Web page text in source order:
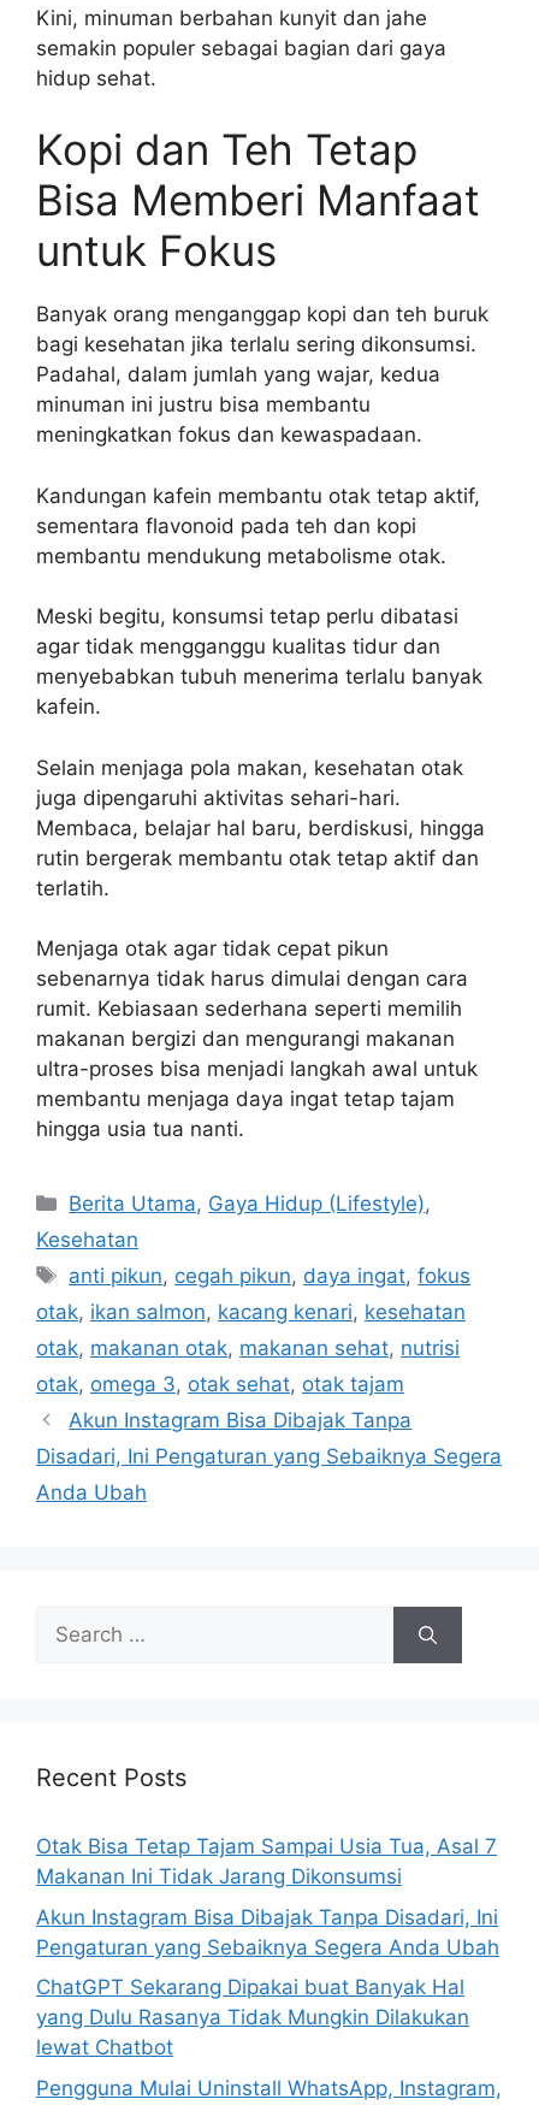
Kini, minuman berbahan kunyit dan jahe
semakin populer sebagai bagian dari gaya
hidup sehat.
Kopi dan Teh Tetap
Bisa Memberi Manfaat
untuk Fokus
Banyak orang menganggap kopi dan teh buruk
bagi kesehatan jika terlalu sering dikonsumsi.
Padahal, dalam jumlah yang wajar, kedua
minuman ini justru bisa membantu
meningkatkan fokus dan kewaspadaan.
Kandungan kafein membantu otak tetap aktif,
sementara flavonoid pada teh dan kopi
membantu mendukung metabolisme otak.
Meski begitu, konsumsi tetap perlu dibatasi
agar tidak mengganggu kualitas tidur dan
menyebabkan tubuh menerima terlalu banyak
kafein.
Selain menjaga pola makan, kesehatan otak
juga dipengaruhi aktivitas sehari-hari.
Membaca, belajar hal baru, berdiskusi, hingga
rutin bergerak membantu otak tetap aktif dan
terlatih.
Menjaga otak agar tidak cepat pikun
sebenarnya tidak harus dimulai dengan cara
rumit. Kebiasaan sederhana seperti memilih
makanan bergizi dan mengurangi makanan
ultra-proses bisa menjadi langkah awal untuk
membantu menjaga daya ingat tetap tajam
hingga usia tua nanti.
C
a
e
g
o
r
s
Berita Utama, Gaya Hidup (Lifestyle),
Kesehatan
T
a
s
anti pikun, cegah pikun, daya ingat,fokus
otak, ikan salmon, kacang kenari, kesehatan
otak, makanan otak, makanan sehat, nutrisi
otak, omega 3, otak sehat, otak tajam
Akun Instagram Bisa Dibajak Tanpa
Disadari, Ini Pengaturan yang Sebaiknya Segera
Anda Ubah
h
r
:
Recent Posts
Otak Bisa Tetap Tajam Sampai Usia Tua, Asal 7
Makanan Ini Tidak Jarang Dikonsumsi
Akun Instagram Bisa Dibajak Tanpa Disadari, Ini
Pengaturan yang Sebaiknya Segera Anda Ubah
ChatGPT Sekarang Dipakai buat Banyak Hal
yang Dulu Rasanya Tidak Mungkin Dilakukan
lewat Chatbot
Pengguna Mulai Uninstall WhatsApp, Instagram,